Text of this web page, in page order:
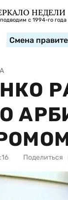
НЕДЕЛИ
с 1994-го года
Смена
Поделиться